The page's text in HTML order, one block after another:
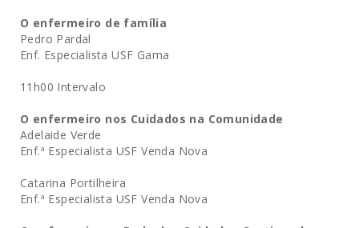
O enfermeiro de família
Pedro Pardal
Enf. Especialista USF Gama
11h00 Intervalo
O enfermeiro nos Cuidados na Comunidade
Adelaide Verde
Enf.ª Especialista USF Venda Nova
Catarina Portilheira
Enf.ª Especialista USF Venda Nova